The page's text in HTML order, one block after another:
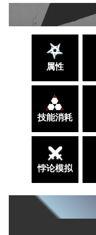
属性
技能消耗
悖论模拟